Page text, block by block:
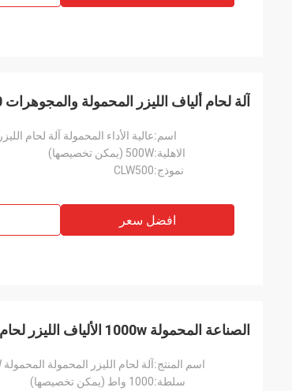
آلة لحام ألياف الليزر المحمولة والمجوهرات 500 واط عالية الطاقة
اسم:عالية الأداء المحمولة آلة لحام الليزر 500W الألياف الليزر لحام
الاهلية:500W (يمكن تخصيصها)
نموذج:CLW500
افضل سعر
الصناعة المحمولة 1000w الألياف الليزر لحام مجوهرات الليزر المحمولة لحام
اسم المنتج:آلة لحام الليزر المحمولة المحمولة 1000W لحام في صناعة الملحقات
سلطة:1000 واط (يمكن تخصيصها)